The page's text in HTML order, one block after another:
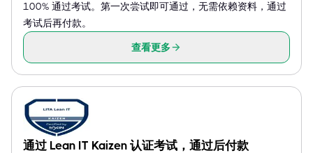
100% 通过考试。第一次尝试即可通过，无需依赖资料，通过
考试后再付款。
查看更多
通过 Lean IT Kaizen 认证考试，通过后付款